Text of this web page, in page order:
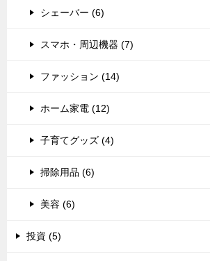
シェーバー (6)
スマホ・周辺機器 (7)
ファッション (14)
ホーム家電 (12)
子育てグッズ (4)
掃除用品 (6)
美容 (6)
投資 (5)